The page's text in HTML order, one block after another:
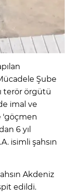
Şube
terör örgütü
imal ve
'göçmen
6 yıl
isimli şahsın
Akdeniz
edildi.